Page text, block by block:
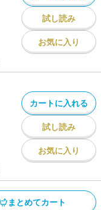
試し読み
お気に入り
カートに入れる
試し読み
お気に入り
まとめてカート